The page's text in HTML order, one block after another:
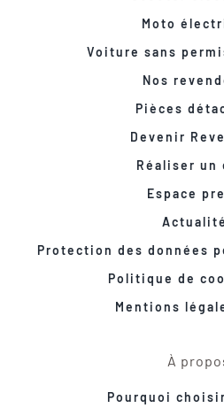
Moto
Voiture sans
Nos
Pièces
Devenir
Réaliser un
Espace
Protection des données
Politique de
Mentions
À
Pourquoi